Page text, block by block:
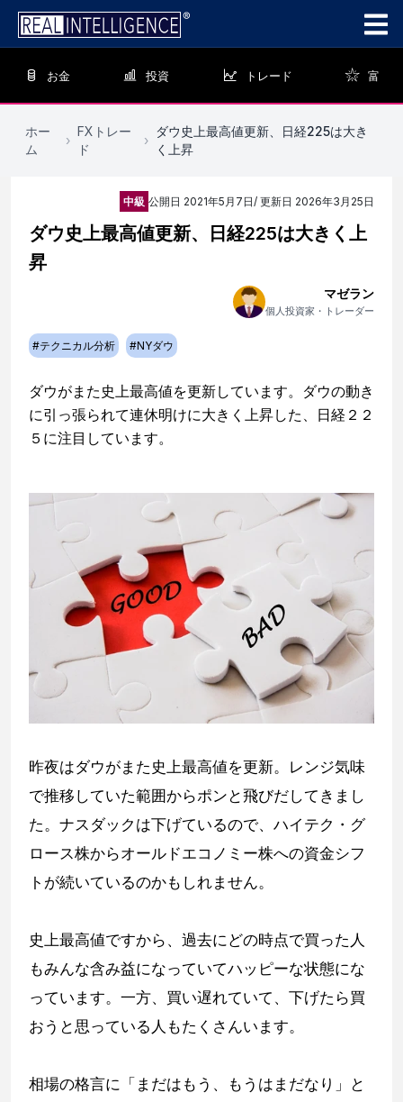
お金 投資 トレード 富
ホー
ム
›
FXトレー
ド
›
ダウ史上最高値更新、日経225は大き
く上昇
中級 公開日 2021年5月7日/ 更新日 2026年3月25日
ダウ史上最高値更新、日経225は大きく上
昇
マゼラン
個人投資家・トレーダー
#テクニカル分析 #NYダウ
ダウがまた史上最高値を更新しています。ダウの動き
に引っ張られて連休明けに大きく上昇した、日経２２
５に注目しています。
昨夜はダウがまた史上最高値を更新。レンジ気味
で推移していた範囲からポンと飛びだしてきまし
た。ナスダックは下げているので、ハイテク・グ
ロース株からオールドエコノミー株への資金シフ
トが続いているのかもしれません。
史上最高値ですから、過去にどの時点で買った人
もみんな含み益になっていてハッピーな状態にな
っています。一方、買い遅れていて、下げたら買
おうと思っている人もたくさんいます。
相場の格言に「まだはもう、もうはまだなり」と